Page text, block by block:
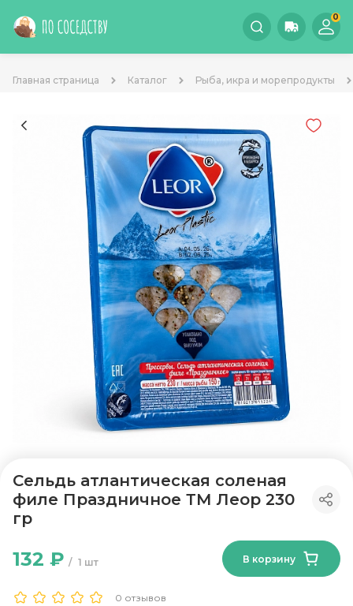
0
Главная страница Каталог Рыба, икра и морепродукты
Сельдь атлантическая соленая
филе Праздничное ТМ Леор 230
гр
0 отзывов
1 шт
132 ₽ В корзину